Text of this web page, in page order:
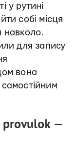
у рутині
собі місця
навколо.
для запису
вона
provulok —